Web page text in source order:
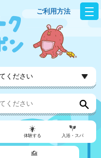
ご利用方法
ください
体験する 入浴・スパ